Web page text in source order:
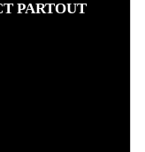
PARTOUT